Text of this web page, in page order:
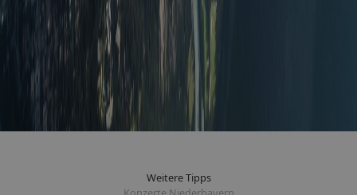
Weitere Tipps